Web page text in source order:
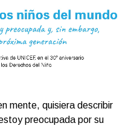
mente, quisiera describir
preocupada por su